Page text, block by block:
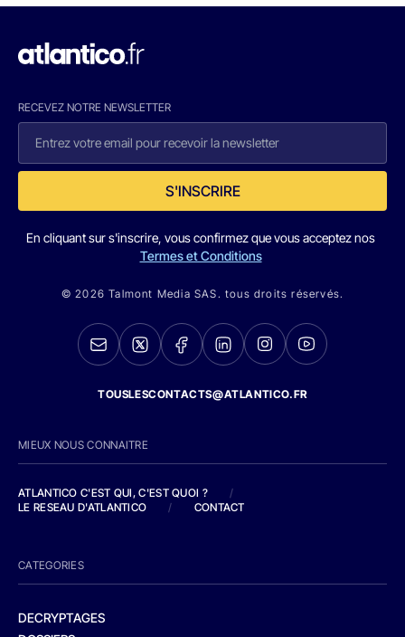
RECEVEZ NOTRE NEWSLETTER
S'INSCRIRE
En cliquant sur s'inscrire, vous confirmez que vous acceptez nos
Termes et Conditions
© 2026 Talmont Media SAS. tous droits réservés.
TOUSLESCONTACTS@ATLANTICO.FR
MIEUX NOUS CONNAITRE
ATLANTICO C'EST QUI, C'EST QUOI ?
/
LE RESEAU D'ATLANTICO
/ CONTACT
CATEGORIES
DECRYPTAGES